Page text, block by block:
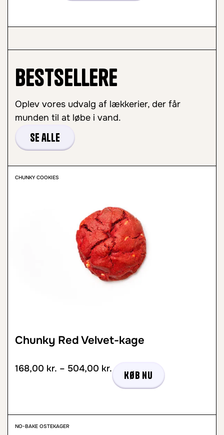
Bestsellere
Oplev vores udvalg af lækkerier, der får
munden til at løbe i vand.
Se alle
CHUNKY COOKIES
Chunky Red Velvet-kage
168,00 kr. – 504,00 kr.
Køb nu
NO-BAKE OSTEKAGER